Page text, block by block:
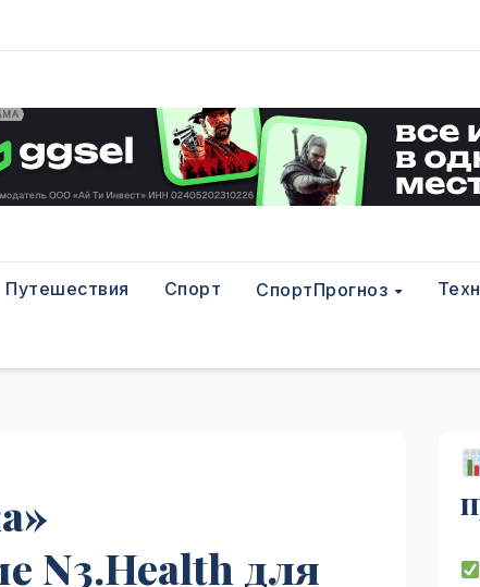
Путешествия Спорт СпортПрогноз
N3.Health для